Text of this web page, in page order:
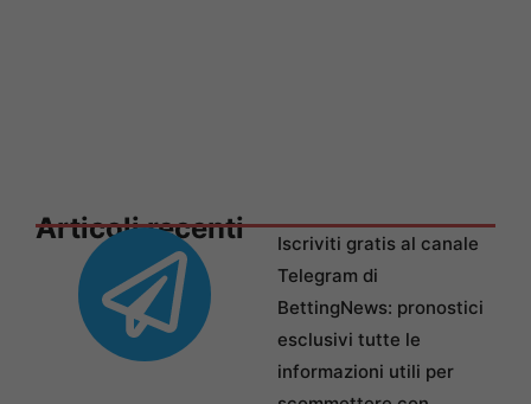
Articoli recenti
Iscriviti gratis al canale
Telegram di
BettingNews: pronostici
esclusivi tutte le
informazioni utili per